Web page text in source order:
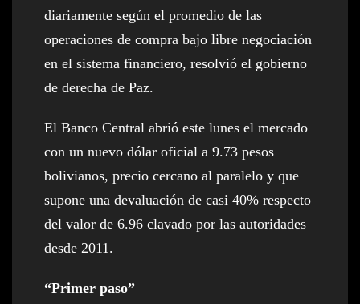
diariamente según el promedio de las
operaciones de compra bajo libre negociación
en el sistema financiero, resolvió el gobierno
de derecha de Paz.
El Banco Central abrió este lunes el mercado
con un nuevo dólar oficial a 9.73 pesos
bolivianos, precio cercano al paralelo y que
supone una devaluación de casi 40% respecto
del valor de 6.96 clavado por las autoridades
desde 2011.
“Primer paso”